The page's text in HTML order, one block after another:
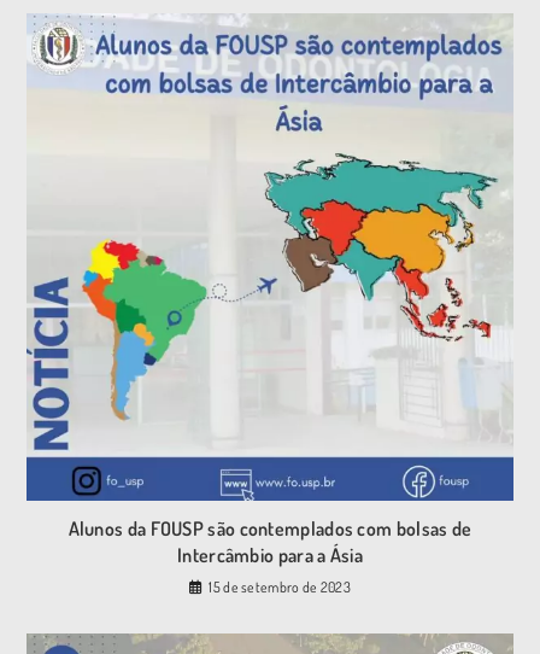
Alunos da FOUSP são contemplados com bolsas de
Intercâmbio para a Ásia
15 de setembro de 2023